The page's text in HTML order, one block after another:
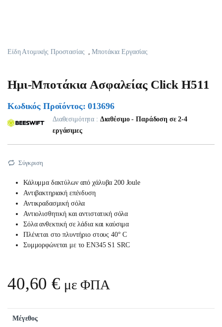
Είδη Ατομικής Προστασίας ,Μποτάκια Εργασίας
Ημι-Mποτάκια Aσφαλείας Click H511
Κωδικός Προϊόντος: 013696
Διαθεσιμότητα : Διαθέσιμο - Παράδοση σε 2-4
εργάσιμες
Σύγκριση
Κάλυμμα δακτύλων από χάλυβα 200 Joule
Αντιβακτηριακή επένδυση
Αντικραδασμική σόλα
Αντιολισθητική και αντιστατική σόλα
Σόλα ανθεκτική σε λάδια και καύσιμα
Πλένεται στο πλυντήριο στους 40° C
Συμμορφώνεται με το EN345 S1 SRC
40,60€ με ΦΠΑ
Μέγεθος